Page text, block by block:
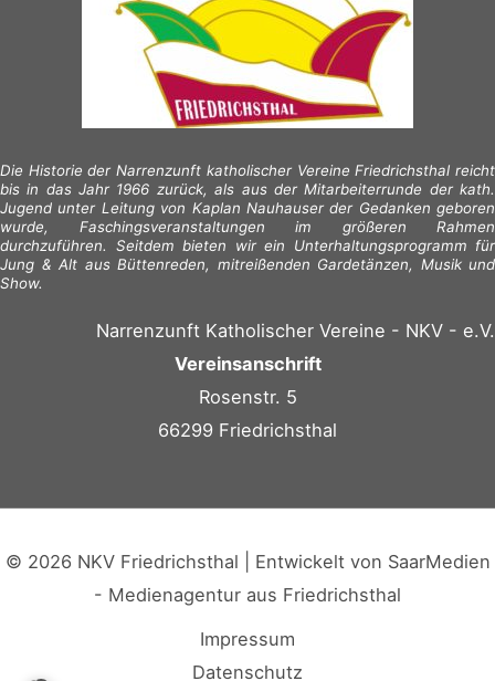
Die Historie der Narrenzunft katholischer Vereine Friedrichsthal reicht
bis in das Jahr 1966 zurück, als aus der Mitarbeiterrunde der kath.
Jugend unter Leitung von Kaplan Nauhauser der Gedanken geboren
wurde, Faschingsveranstaltungen im größeren Rahmen
durchzuführen. Seitdem bieten wir ein Unterhaltungsprogramm für
Jung & Alt aus Büttenreden, mitreißenden Gardetänzen, Musik und
Show.
Narrenzunft Katholischer Vereine - NKV - e.V.
Vereinsanschrift
Rosenstr. 5
66299 Friedrichsthal
© 2026 NKV Friedrichsthal | Entwickelt von SaarMedien
- Medienagentur aus Friedrichsthal
Impressum
Datenschutz